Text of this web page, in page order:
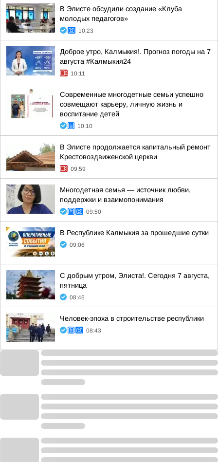
В Элисте обсудили создание «Клуба
молодых педагогов»
10:23
Доброе утро, Калмыкия!. Прогноз погоды на 7
августа #Калмыкия24
10:11
Современные многодетные семьи успешно
совмещают карьеру, личную жизнь и
воспитание детей
10:10
В Элисте продолжается капитальный ремонт
Крестовоздвиженской церкви
09:59
Многодетная семья — источник любви,
поддержки и взаимопонимания
09:50
В Республике Калмыкия за прошедшие сутки
09:06
С добрым утром, Элиста!. Сегодня 7 августа,
пятница
08:46
Человек-эпоха в строительстве республики
08:43